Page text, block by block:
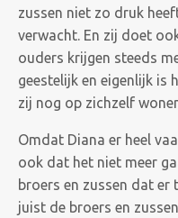
zussen niet zo druk
verwacht. En zij doet
ouders krijgen steeds
geestelijk en eigenlijk is
zij nog op zichzelf
Omdat Diana er heel
ook dat het niet meer
broers en zussen dat er
juist de broers en